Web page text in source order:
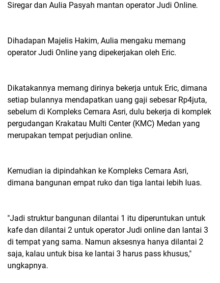
Siregar dan Aulia Pasyah mantan operator Judi Online.
Dihadapan Majelis Hakim, Aulia mengaku memang
operator Judi Online yang dipekerjakan oleh Eric.
Dikatakannya memang dirinya bekerja untuk Eric, dimana
setiap bulannya mendapatkan uang gaji sebesar Rp4juta,
sebelum di Kompleks Cemara Asri, dulu bekerja di komplek
pergudangan Krakatau Multi Center (KMC) Medan yang
merupakan tempat perjudian online.
Kemudian ia dipindahkan ke Kompleks Cemara Asri,
dimana bangunan empat ruko dan tiga lantai lebih luas.
"Jadi struktur bangunan dilantai 1 itu diperuntukan untuk
kafe dan dilantai 2 untuk operator Judi online dan lantai 3
di tempat yang sama. Namun aksesnya hanya dilantai 2
saja, kalau untuk bisa ke lantai 3 harus pass khusus,"
ungkapnya.